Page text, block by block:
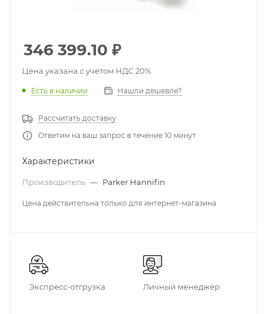
346 399.10 ₽
Цена указана с учетом НДС 20%
Есть в наличии Нашли дешевле?
Рассчитать доставку
Ответим на ваш запрос в течение 10 минут
Характеристики
Производитель — Parker Hannifin
Цена действительна только для интернет-магазина
Экспресс-отгрузка Личный менеджер